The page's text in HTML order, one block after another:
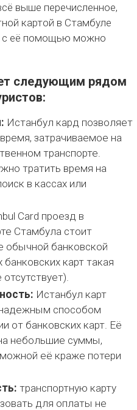
выше перечисленное,
картой в Стамбуле
с её помощью можно
следующим рядом
Истанбул кард позволяет
затрачиваемое на
транспорте.
тратить время на
в кассах или
Card проезд в
Стамбула стоит
обычной банковской
карт такая
Истанбул карт
способом
от банковских карт. Её
небольшие суммы,
её краже потери
транспортную карту
для оплаты не